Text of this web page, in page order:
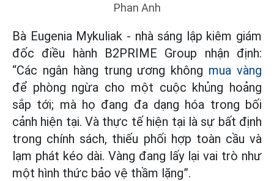
Phan Anh
Bà Eugenia Mykuliak - nhà sáng lập kiêm giám
đốc điều hành B2PRIME Group nhận định:
“Các ngân hàng trung ương không mua vàng
để phòng ngừa cho một cuộc khủng hoảng
sắp tới; mà họ đang đa dạng hóa trong bối
cảnh hiện tại. Và thực tế hiện tại là sự bất định
trong chính sách, thiếu phối hợp toàn cầu và
lạm phát kéo dài. Vàng đang lấy lại vai trò như
một hình thức bảo vệ thầm lặng”.